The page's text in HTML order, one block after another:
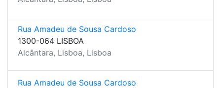
Rua Amadeu de Sousa Cardoso
1300-064 LISBOA
Alcântara, Lisboa, Lisboa
Rua Amadeu de Sousa Cardoso